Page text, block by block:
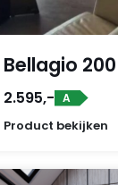
Bellagio 200
2.595,- A
Product bekijken